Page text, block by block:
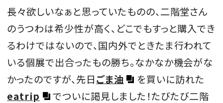
長々欲しいなぁと思っていたものの、二階堂さん
のうつわは希少性が高く、どこでもすっと購入でき
るわけではないので、国内外でときたま行われて
いる個展で出合ったもの勝ち。なかなか機会がな
かったのですが、先日ごま油
を買いに訪れた
eatrip
でついに謁見しました！たびたび二階